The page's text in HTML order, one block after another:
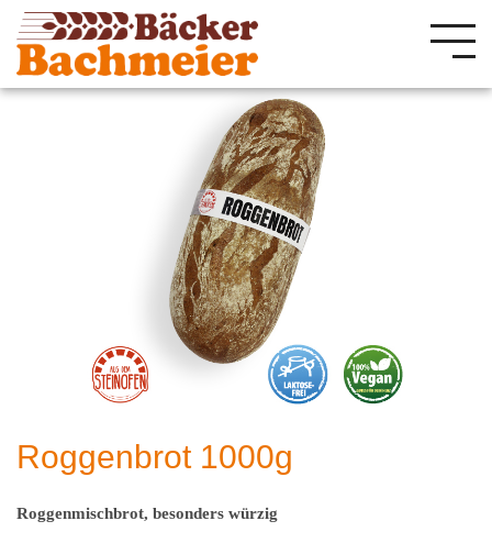
Roggenbrot 1000g
Roggenmischbrot, besonders würzig